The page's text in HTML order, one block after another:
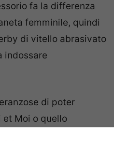
fa la differenza
femminile, quindi
di vitello abrasivato
indossare
di poter
et Moi o quello
un outfit, anche dei